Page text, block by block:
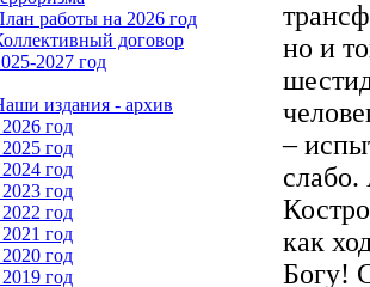
работы на 2026 год
договор
2027 год
издания - архив
год
год
год
год
год
год
год
год
но и
–
слабо.
как
Богу!